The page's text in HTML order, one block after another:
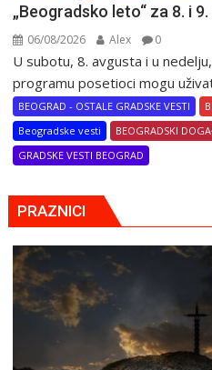
„Beogradsko leto“ za 8. i
06/08/2026 Alex 0
U subotu, 8. avgusta i u
programu posetioci mogu
BEOGRAD - OSTALE GRADSKE VESTI
Beogradske vesti
BEOGRADSKI
GRADSKE VESTI BEOGRAD
PRAZNICI